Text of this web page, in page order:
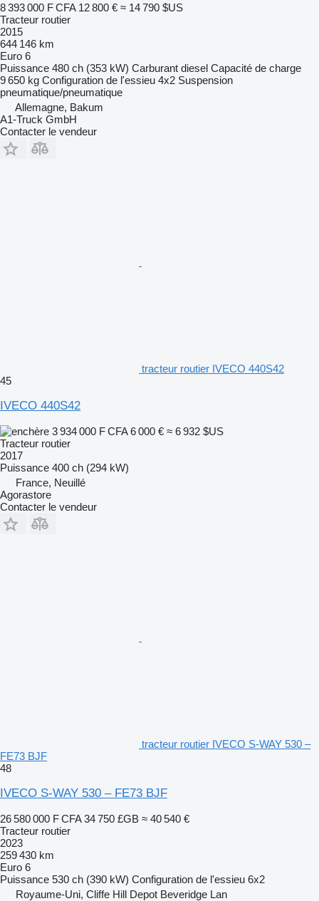
8 393 000 F CFA 12 800 € ≈ 14 790 $US
Tracteur routier
2015
644 146 km
Euro 6
Puissance 480 ch (353 kW) Carburant diesel Capacité de charge
9 650 kg Configuration de l'essieu 4x2 Suspension
pneumatique/pneumatique
Allemagne, Bakum
A1-Truck GmbH
Contacter le vendeur
tracteur routier IVECO 440S42
45
IVECO 440S42
3 934 000 F CFA6 000 € ≈ 6 932 $US
Tracteur routier
2017
Puissance 400 ch (294 kW)
France, Neuillé
Agorastore
Contacter le vendeur
tracteur routier IVECO S-WAY 530 –
FE73 BJF
48
IVECO S-WAY 530 – FE73 BJF
26 580 000 F CFA 34 750 £GB ≈ 40 540 €
Tracteur routier
2023
259 430 km
Euro 6
Puissance 530 ch (390 kW) Configuration de l'essieu 6x2
Royaume-Uni, Cliffe Hill Depot Beveridge Lan